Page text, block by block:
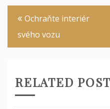
Navigace
pro
příspěvek
Ochraňte interiér
svého vozu
RELATED